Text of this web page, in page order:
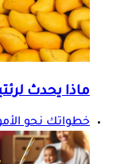
ماذا يحدث
خطواتك نحو